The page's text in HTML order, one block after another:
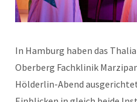
In Hamburg haben das
Oberberg Fachklinik
Hölderlin-Abend